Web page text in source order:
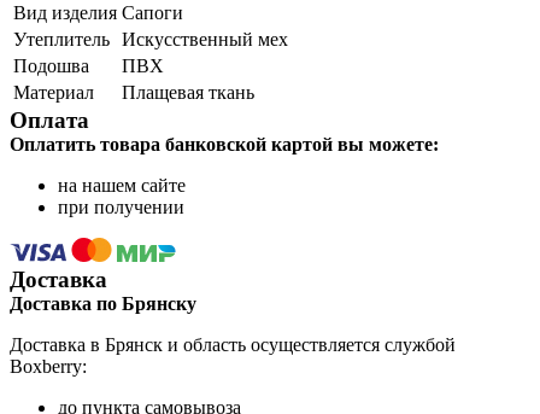
Вид изделия Сапоги
Утеплитель Искусственный мех
Подошва
ПВХ
Материал
Плащевая ткань
Оплата
Оплатить товара банковской картой вы можете:
на нашем сайте
при получении
Доставка
Доставка по Брянску
Доставка в Брянск и область осуществляется службой
Boxberry:
до пункта самовывоза